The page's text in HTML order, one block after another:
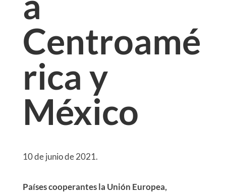
Centroamé
rica y
México
10 de junio de 2021.
Países cooperantes la Unión Europea,